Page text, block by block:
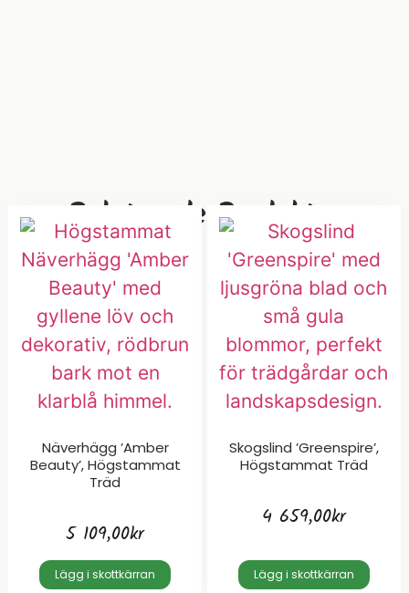
Relaterade Produkter
Näverhägg ’Amber
Beauty’, Högstammat
Träd
5 109,00kr
Lägg i skottkärran
Skogslind ’Greenspire’,
Högstammat Träd
4 659,00kr
Lägg i skottkärran